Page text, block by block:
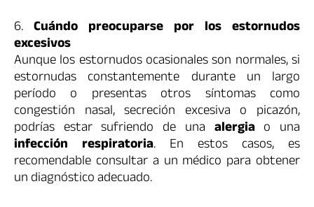
6. Cuándo preocuparse por los estornudos
excesivos
Aunque los estornudos ocasionales son normales, si
estornudas constantemente durante un largo
período o presentas otros síntomas como
congestión nasal, secreción excesiva o picazón,
podrías estar sufriendo de una alergiao una
infección respiratoria. En estos casos, es
recomendable consultar a un médico para obtener
un diagnóstico adecuado.